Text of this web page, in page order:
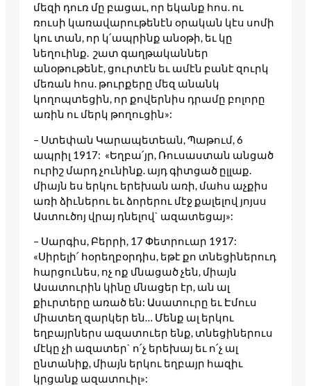
մեզի դուռ մը բացաւ, որ եկանք հոս. ու
ռուսի կառավարութենէն օրական կէս սոմի
կու տան, որ կ՛ապրինք անօթի, եւ կը
նեղուինք. շատ գաղթականներ
անօթութենէ, ցուրտէն եւ ամէն բանէ զուրկ
մեռան հոս. թուրքերը մեզ անանկ
կողոպտեցին, որ քովերնիս դրամը բոլորը
առին ու մերկ թողուցին»:
– Ստեփան Կարապետեան, Պաթում, 6
ապրիլ 1917: «Եղբա՛յր, Ռուսաստան անցած
ուրիշ մարդ չունինք. այդ գիտցած ըլլաք.
միայն ես երկու երեխան առի, մահս աչքիս
առի ձիւներու եւ ձորերու մէջ քալելով յոյսս
Աստուծոյ վրայ դնելով` ազատեցայ»:
– Սարգիս, Բերրի, 17 Փետրուար 1917:
«Սիրելի՛ հօրեղբօրդիս, եթէ քո տնեցիներուդ
հարցունես, ոչ ոք մնացած չեն, միայն
Ասատուրին կինը մնացեր էր, ան ալ
քիւրտերը առած են: Ասատուրը եւ Էմուս
միատեղ զարկեր են… Մենք ալ երկու
եղբայրներս ազատուեր ենք, տնեցիներուս
մէկը չի ազատեր` ո՛չ երեխայ եւ ո՛չ ալ
ընտանիք, միայն երկու եղբայր հազիւ
կրցանք ազատուիլ»: